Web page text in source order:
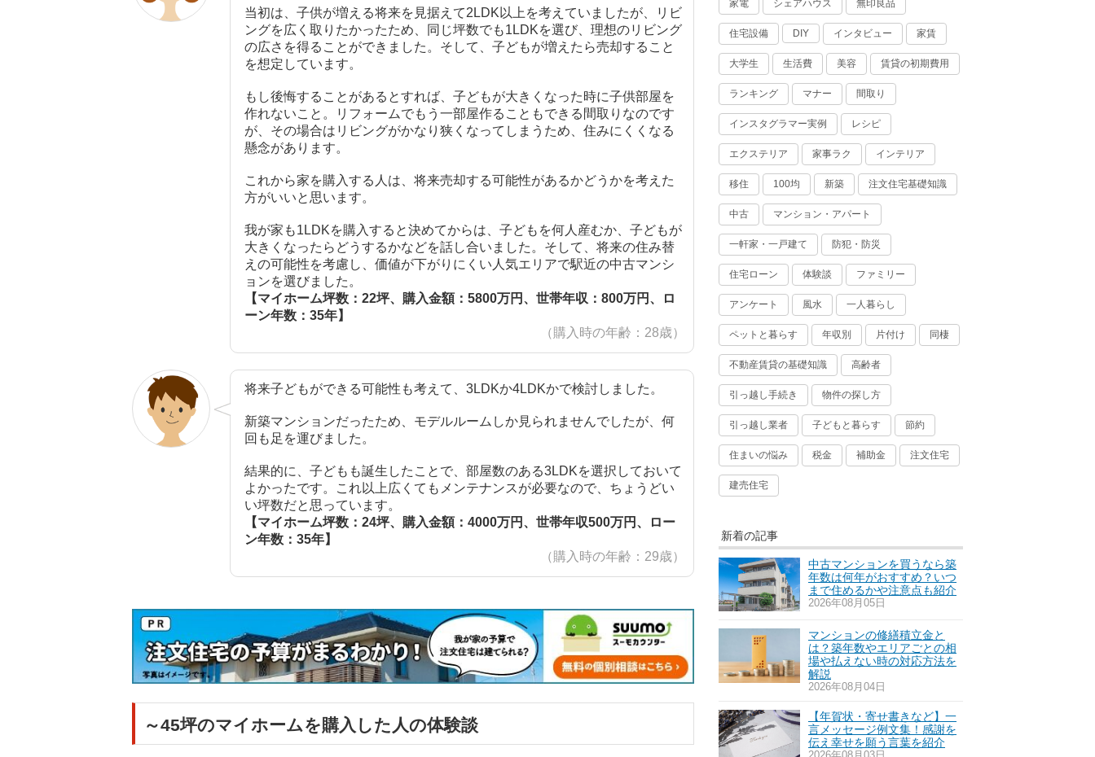
当初は、子供が増える将来を見据えて2LDK以上を考えていましたが、リビ
ングを広く取りたかったため、同じ坪数でも1LDKを選び、理想のリビング
の広さを得ることができました。そして、子どもが増えたら売却すること
を想定しています。
もし後悔することがあるとすれば、子どもが大きくなった時に子供部屋を
作れないこと。リフォームでもう一部屋作ることもできる間取りなのです
が、その場合はリビングがかなり狭くなってしまうため、住みにくくなる
懸念があります。
これから家を購入する人は、将来売却する可能性があるかどうかを考えた
方がいいと思います。
我が家も1LDKを購入すると決めてからは、子どもを何人産むか、子どもが
大きくなったらどうするかなどを話し合いました。そして、将来の住み替
えの可能性を考慮し、価値が下がりにくい人気エリアで駅近の中古マンシ
ョンを選びました。
【マイホーム坪数：22坪、購入金額：5800万円、世帯年収：800万円、ロ
ーン年数：35年】
（購入時の年齢：28歳）
将来子どもができる可能性も考えて、3LDKか4LDKかで検討しました。
新築マンションだったため、モデルルームしか見られませんでしたが、何
回も足を運びました。
結果的に、子どもも誕生したことで、部屋数のある3LDKを選択しておいて
よかったです。これ以上広くてもメンテナンスが必要なので、ちょうどい
い坪数だと思っています。
【マイホーム坪数：24坪、購入金額：4000万円、世帯年収500万円、ロー
ン年数：35年】
（購入時の年齢：29歳）
～45坪のマイホームを購入した人の体験談
家電 シェアハウス 無印良品
住宅設備 DIY インタビュー 家賃
大学生 生活費 美容 賃貸の初期費用
ランキング マナー 間取り
インスタグラマー実例 レシピ
エクステリア 家事ラク インテリア
移住 100均 新築 注文住宅基礎知識
中古 マンション・アパート
一軒家・一戸建て 防犯・防災
住宅ローン 体験談 ファミリー
アンケート 風水 一人暮らし
ペットと暮らす 年収別 片付け 同棲
不動産賃貸の基礎知識 高齢者
引っ越し手続き 物件の探し方
引っ越し業者 子どもと暮らす 節約
住まいの悩み 税金 補助金 注文住宅
建売住宅
新着の記事
中古マンションを買うなら築
年数は何年がおすすめ？いつ
まで住めるかや注意点も紹介
2026年08月05日
マンションの修繕積立金と
は？築年数やエリアごとの相
場や払えない時の対応方法を
解説
2026年08月04日
【年賀状・寄せ書きなど】一
言メッセージ例文集！感謝を
伝え幸せを願う言葉を紹介